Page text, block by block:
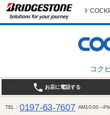
コク
お店に電話する
TEL 0197-63-7607 AM10:00～